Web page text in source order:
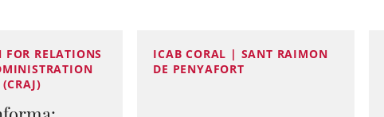
RELATIONS
ICAB CORAL | SANT RAIMON
DE PENYAFORT